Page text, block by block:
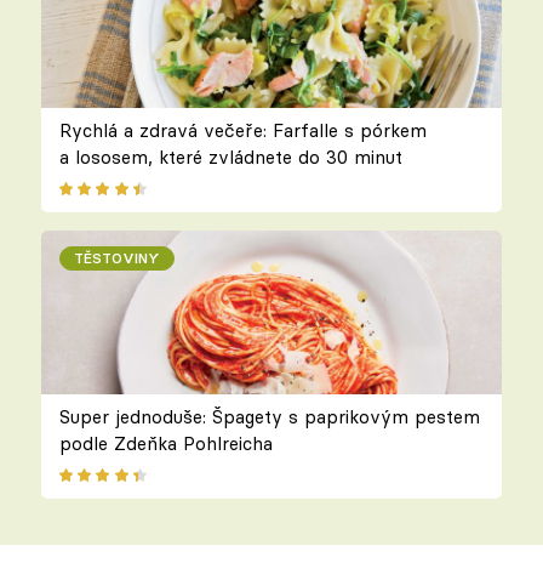
Rychlá a zdravá večeře: Farfalle s pórkem
a lososem, které zvládnete do 30 minut
TĚSTOVINY
Super jednoduše: Špagety s paprikovým pestem
podle Zdeňka Pohlreicha